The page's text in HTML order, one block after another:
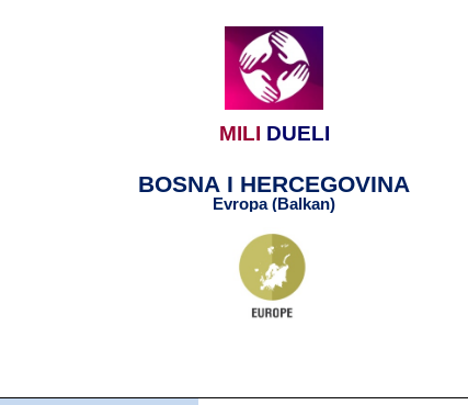
MILI DUELI
BOSNA​​ I​​ HERCEGOVINA
Evropa​​ (Balkan)